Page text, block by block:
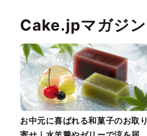
Cake.jpマガジン
お中元に喜ばれる和菓子のお取り